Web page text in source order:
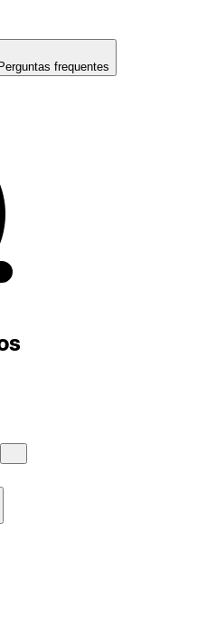
Perguntas frequentes